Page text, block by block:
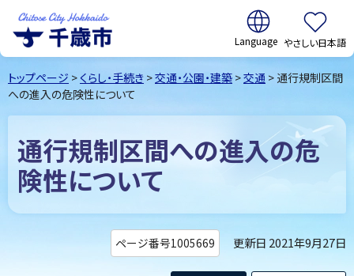
千歳市Chitose
City Hokkaido
翻訳:
やさしい日本語
トップページ > くらし・手続き >交通・公園・建築 >交通 > 通行規制区間
への進入の危険性について
通行規制区間への進入の危
険性について
ページ番号1005669 更新日 2021年9月27日